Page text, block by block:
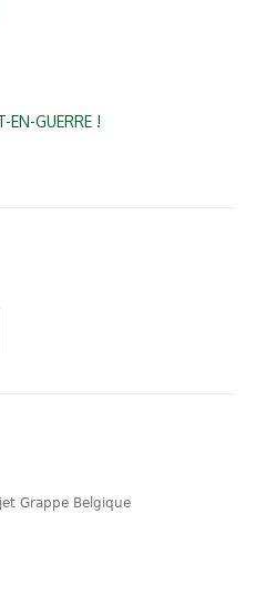
EN-GUERRE !
Grappe Belgique